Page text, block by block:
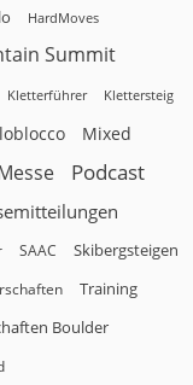
HardMoves
Summit
Kletterführer Klettersteig
Mixed
Podcast
SAAC Skibergsteigen
Training
Boulder